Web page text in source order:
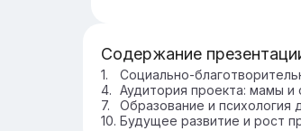
Содержание
Социально-
Аудитория проекта: мамы и
Образование и психология
Будущее развитие и рост